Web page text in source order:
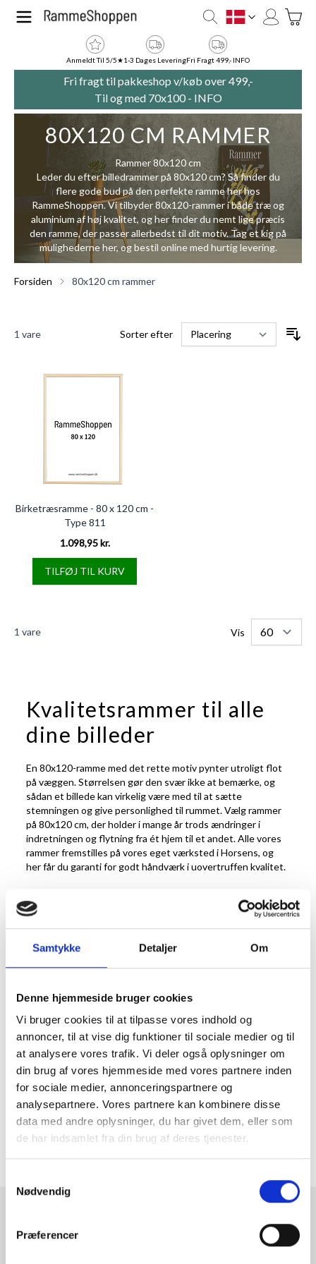
Samtykke Detaljer Om
Denne hjemmeside bruger cookies
Vi bruger cookies til at tilpasse vores indhold og
annoncer, til at vise dig funktioner til sociale medier og til
at analysere vores trafik. Vi deler også oplysninger om
din brug af vores hjemmeside med vores partnere inden
for sociale medier, annonceringspartnere og
analysepartnere. Vores partnere kan kombinere disse
data med andre oplysninger, du har givet dem, eller som
de har indsamlet fra din brug af deres tjenester.
Nødvendig
Præferencer
Skip to Content
DK
Anmeldt Til 5/5★1-3 Dages LeveringFri Fragt 499,- INFO
Fri fragt til pakkeshop v/køb over 499,-
Til og med 70x100 - INFO
80X120 CM RAMMER
Rammer 80x120 cm
Leder du efter billedrammer på 80x120 cm? Så finder du
flere gode bud på den perfekte ramme her hos
RammeShoppen. Vi tilbyder 80x120-rammer i både træ og
aluminium af høj kvalitet, og her finder du nemt lige præcis
den ramme, der passer allerbedst til dit motiv. Tag et kig på
mulighederne her, og bestil online med hurtig levering.
Forsiden 80x120 cm rammer
1 vare Sorter efter
Birketræsramme - 80 x 120 cm -
Type 811
1.098,95 kr.
TILFØJ TIL KURV
1 vare Vis
Kvalitetsrammer til alle
dine billeder
En 80x120-ramme med det rette motiv pynter utroligt flot
på væggen. Størrelsen gør den svær ikke at bemærke, og
sådan et billede kan virkelig være med til at sætte
stemningen og give personlighed til rummet. Vælg rammer
på 80x120 cm, der holder i mange år trods ændringer i
indretningen og flytning fra ét hjem til et andet. Alle vores
rammer fremstilles på vores eget værksted i Horsens, og
her får du garanti for godt håndværk i uovertruffen kvalitet.
Pryd væggen med
billedrammer på 80x120
cm
Har du et helt særligt motiv, der skal op at hænge, er det
måske en ramme på 80x120 cm, du skal have fat i. Det er
heldigvis ingen sag med det store udvalg af 80x120-rammer,
du finder her på siden. Du kan vælge imellem flere
forskellige materialer og farver og let mikse og matche på
tværs af vores produkter. Søger du rammer i andre
størrelser, anbefaler vi, at du klikker dig ind på vores
rammevælger
, der sikrer dig hurtigt overblik over de
rammestørrelser, vi tilbyder. Herfra er det blot at finde de
rammer, der passer til dine behov og bestille dem hjem med
det samme.